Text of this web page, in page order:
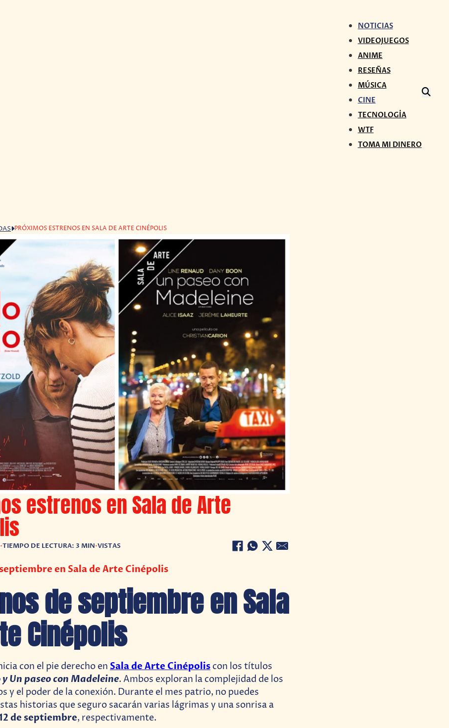
NOTICIAS
VIDEOJUEGOS
ANIME
RESEÑAS
MÚSICA
CINE
TECNOLOGÍA
WTF
TOMA MI DINERO
PRÓXIMOS ESTRENOS EN SALA DE ARTE CINÉPOLIS
estrenos en Sala de Arte
•TIEMPO DE LECTURA: 3 MIN•VISTAS
en Sala de Arte Cinépolis
de septiembre en Sala
Cinépolis
con el pie derecho en Sala de Arte Cinépolis con los títulos
y Un paseo con Madeleine. Ambos exploran la complejidad de los
y el poder de la conexión. Durante el mes patrio, no puedes
historias que seguro sacarán varias lágrimas y una sonrisa a
de septiembre, respectivamente.